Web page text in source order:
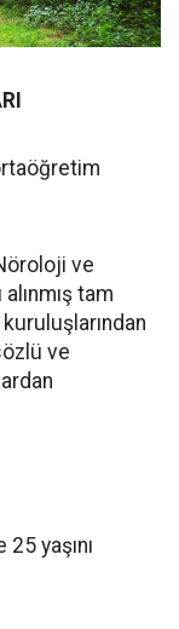
ve
tam
ve
yaşını